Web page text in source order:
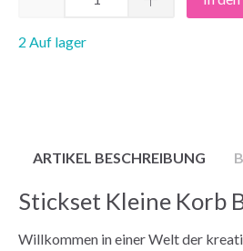
2 Auf lager
ARTIKEL BESCHREIBUNG
Stickset Kleine Korb
Willkommen in einer Welt der